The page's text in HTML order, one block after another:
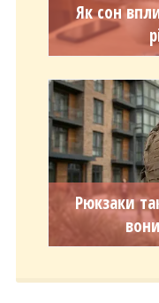
Як сон
Рюкзаки